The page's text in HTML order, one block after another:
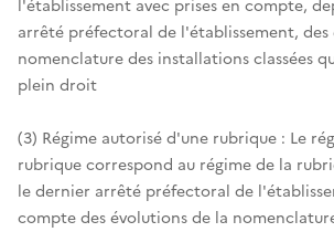
l'établissement avec prises en compte,
arrêté préfectoral de l'établissement, des
nomenclature des installations classées
plein droit
(3) Régime autorisé d'une rubrique : Le
rubrique correspond au régime de la
le dernier arrêté préfectoral de
compte des évolutions de la